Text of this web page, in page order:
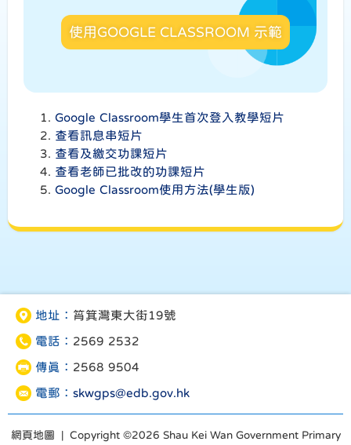
使用GOOGLE CLASSROOM 示範
Google Classroom學生首次登入教學短片
查看訊息串短片
查看及繳交功課短片
查看老師已批改的功課短片
Google Classroom使用方法(學生版)
地址： 筲箕灣東大街19號
電話： 2569 2532
傳真： 2568 9504
電郵： skwgps@edb.gov.hk
網頁地圖 | Copyright ©2026 Shau Kei Wan Government Primary